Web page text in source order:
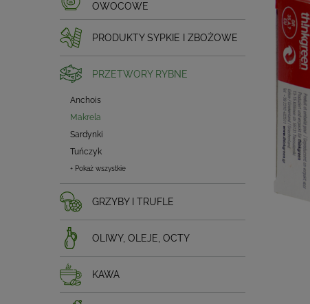
OWOCOWE
PRODUKTY SYPKIE I ZBOŻOWE
PRZETWORY RYBNE
Anchois
Makrela
Sardynki
Tuńczyk
+ Pokaż wszystkie
GRZYBY I TRUFLE
OLIWY, OLEJE, OCTY
KAWA